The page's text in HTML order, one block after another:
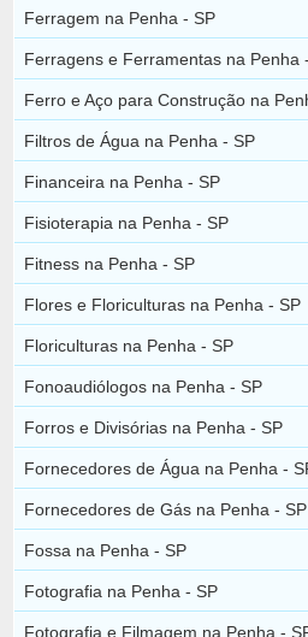
Ferragem na Penha - SP
Ferragens e Ferramentas na Penha
Ferro e Aço para Construção na
Filtros de Água na Penha - SP
Financeira na Penha - SP
Fisioterapia na Penha - SP
Fitness na Penha - SP
Flores e Floriculturas na Penha - SP
Floriculturas na Penha - SP
Fonoaudiólogos na Penha - SP
Forros e Divisórias na Penha - SP
Fornecedores de Água na Penha -
Fornecedores de Gás na Penha - SP
Fossa na Penha - SP
Fotografia na Penha - SP
Fotografia e Filmagem na Penha -